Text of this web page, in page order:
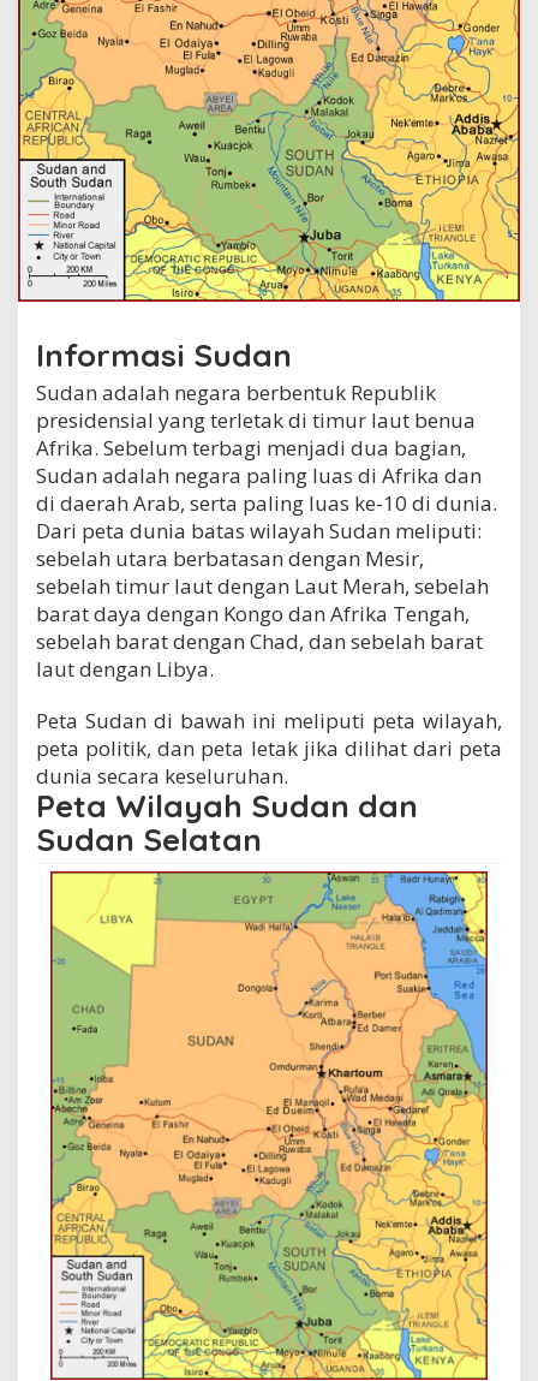
a
t
a
n
Informasi Sudan
Sudan adalah negara berbentuk Republik
presidensial yang terletak di timur laut benua
Afrika. Sebelum terbagi menjadi dua bagian,
Sudan adalah negara paling luas di Afrika dan
di daerah Arab, serta paling luas ke-10 di dunia.
Dari peta dunia batas wilayah Sudan meliputi:
sebelah utara berbatasan dengan Mesir,
sebelah timur laut dengan Laut Merah, sebelah
barat daya dengan Kongo dan Afrika Tengah,
sebelah barat dengan Chad, dan sebelah barat
laut dengan Libya.
Peta Sudan di bawah ini meliputi peta wilayah,
peta politik, dan peta letak jika dilihat dari peta
dunia secara keseluruhan.
Peta Wilayah Sudan dan
Sudan Selatan